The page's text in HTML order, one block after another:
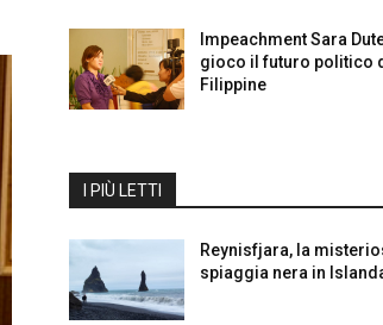
Impeachment Sara
gioco il futuro politico
Filippine
I PIÙ LETTI
Reynisfjara, la
spiaggia nera in